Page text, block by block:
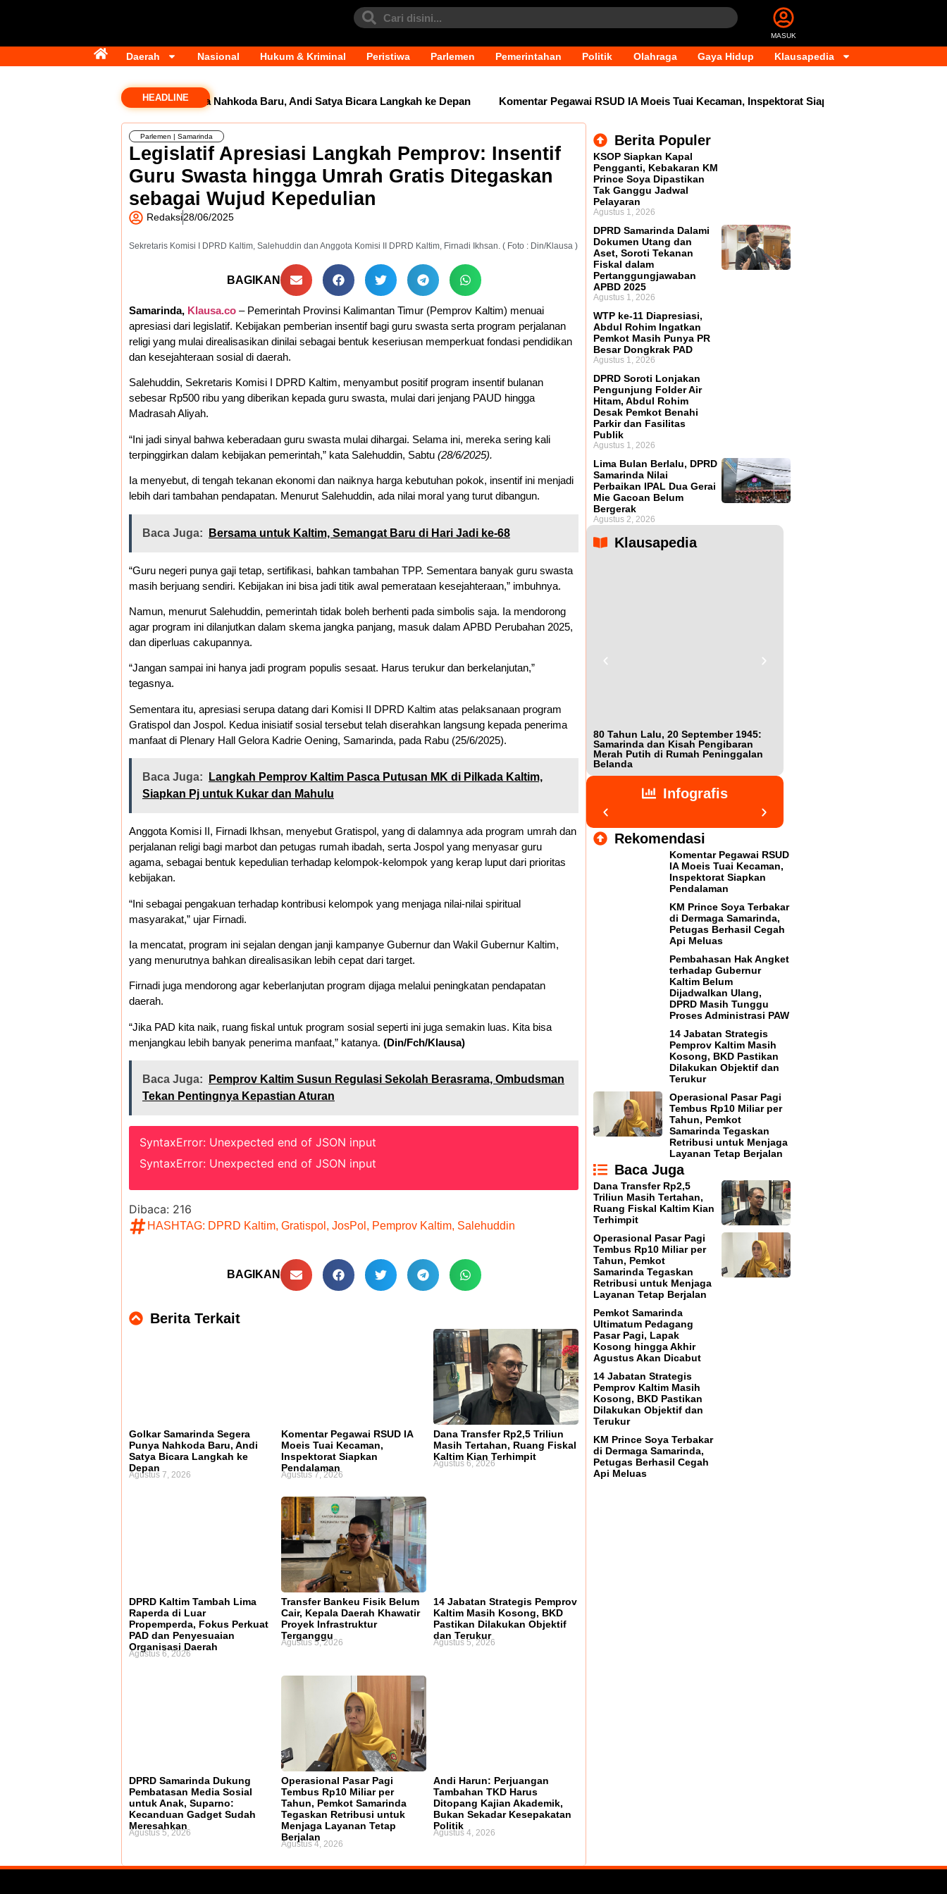
MASUK
Daerah Nasional Hukum & Kriminal Peristiwa Parlemen Pemerintahan Politik Olahraga Gaya Hidup Klausapedia
HEADLINE
Golkar Samarinda Segera Punya Nahkoda Baru, Andi Satya Bicara Langkah ke Depan Komentar Pegawai RSUD IA Moeis Tuai Kecaman, Inspektorat Siapkan Pendalaman
Parlemen | Samarinda
Legislatif Apresiasi Langkah Pemprov: Insentif
Guru Swasta hingga Umrah Gratis Ditegaskan
sebagai Wujud Kepedulian
Redaksi28/06/2025
Sekretaris Komisi I DPRD Kaltim, Salehuddin dan Anggota Komisi II DPRD Kaltim, Firnadi Ikhsan. ( Foto : Din/Klausa )
BAGIKAN
Samarinda, Klausa.co – Pemerintah Provinsi Kalimantan Timur (Pemprov Kaltim) menuai
apresiasi dari legislatif. Kebijakan pemberian insentif bagi guru swasta serta program perjalanan
religi yang mulai direalisasikan dinilai sebagai bentuk keseriusan memperkuat fondasi pendidikan
dan kesejahteraan sosial di daerah.
Salehuddin, Sekretaris Komisi I DPRD Kaltim, menyambut positif program insentif bulanan
sebesar Rp500 ribu yang diberikan kepada guru swasta, mulai dari jenjang PAUD hingga
Madrasah Aliyah.
“Ini jadi sinyal bahwa keberadaan guru swasta mulai dihargai. Selama ini, mereka sering kali
terpinggirkan dalam kebijakan pemerintah,” kata Salehuddin, Sabtu (28/6/2025).
Ia menyebut, di tengah tekanan ekonomi dan naiknya harga kebutuhan pokok, insentif ini menjadi
lebih dari tambahan pendapatan. Menurut Salehuddin, ada nilai moral yang turut dibangun.
Baca Juga: Bersama untuk Kaltim, Semangat Baru di Hari Jadi ke-68
“Guru negeri punya gaji tetap, sertifikasi, bahkan tambahan TPP. Sementara banyak guru swasta
masih berjuang sendiri. Kebijakan ini bisa jadi titik awal pemerataan kesejahteraan,” imbuhnya.
Namun, menurut Salehuddin, pemerintah tidak boleh berhenti pada simbolis saja. Ia mendorong
agar program ini dilanjutkan dalam skema jangka panjang, masuk dalam APBD Perubahan 2025,
dan diperluas cakupannya.
“Jangan sampai ini hanya jadi program populis sesaat. Harus terukur dan berkelanjutan,”
tegasnya.
Sementara itu, apresiasi serupa datang dari Komisi II DPRD Kaltim atas pelaksanaan program
Gratispol dan Jospol. Kedua inisiatif sosial tersebut telah diserahkan langsung kepada penerima
manfaat di Plenary Hall Gelora Kadrie Oening, Samarinda, pada Rabu (25/6/2025).
Baca Juga:
Langkah Pemprov Kaltim Pasca Putusan MK di Pilkada Kaltim,
Siapkan Pj untuk Kukar dan Mahulu
Anggota Komisi II, Firnadi Ikhsan, menyebut Gratispol, yang di dalamnya ada program umrah dan
perjalanan religi bagi marbot dan petugas rumah ibadah, serta Jospol yang menyasar guru
agama, sebagai bentuk kepedulian terhadap kelompok-kelompok yang kerap luput dari prioritas
kebijakan.
“Ini sebagai pengakuan terhadap kontribusi kelompok yang menjaga nilai-nilai spiritual
masyarakat,” ujar Firnadi.
Ia mencatat, program ini sejalan dengan janji kampanye Gubernur dan Wakil Gubernur Kaltim,
yang menurutnya bahkan direalisasikan lebih cepat dari target.
Firnadi juga mendorong agar keberlanjutan program dijaga melalui peningkatan pendapatan
daerah.
“Jika PAD kita naik, ruang fiskal untuk program sosial seperti ini juga semakin luas. Kita bisa
menjangkau lebih banyak penerima manfaat,” katanya. (Din/Fch/Klausa)
Baca Juga:
Pemprov Kaltim Susun Regulasi Sekolah Berasrama, Ombudsman
Tekan Pentingnya Kepastian Aturan
SyntaxError: Unexpected end of JSON input
SyntaxError: Unexpected end of JSON input
Dibaca: 216
HASHTAG: DPRD Kaltim, Gratispol , JosPol , Pemprov Kaltim, Salehuddin
BAGIKAN
Berita Terkait
Golkar Samarinda Segera
Punya Nahkoda Baru, Andi
Satya Bicara Langkah ke
Depan
Agustus 7, 2026
Komentar Pegawai RSUD IA
Moeis Tuai Kecaman,
Inspektorat Siapkan
Pendalaman
Agustus 7, 2026
Dana Transfer Rp2,5 Triliun
Masih Tertahan, Ruang Fiskal
Kaltim Kian Terhimpit
Agustus 6, 2026
DPRD Kaltim Tambah Lima
Raperda di Luar
Propemperda, Fokus Perkuat
PAD dan Penyesuaian
Organisasi Daerah
Agustus 6, 2026
Transfer Bankeu Fisik Belum
Cair, Kepala Daerah Khawatir
Proyek Infrastruktur
Terganggu
Agustus 5, 2026
14 Jabatan Strategis Pemprov
Kaltim Masih Kosong, BKD
Pastikan Dilakukan Objektif
dan Terukur
Agustus 5, 2026
DPRD Samarinda Dukung
Pembatasan Media Sosial
untuk Anak, Suparno:
Kecanduan Gadget Sudah
Meresahkan
Agustus 5, 2026
Operasional Pasar Pagi
Tembus Rp10 Miliar per
Tahun, Pemkot Samarinda
Tegaskan Retribusi untuk
Menjaga Layanan Tetap
Berjalan
Agustus 4, 2026
Andi Harun: Perjuangan
Tambahan TKD Harus
Ditopang Kajian Akademik,
Bukan Sekadar Kesepakatan
Politik
Agustus 4, 2026
Berita Populer
KSOP Siapkan Kapal
Pengganti, Kebakaran KM
Prince Soya Dipastikan
Tak Ganggu Jadwal
Pelayaran
Agustus 1, 2026
DPRD Samarinda Dalami
Dokumen Utang dan
Aset, Soroti Tekanan
Fiskal dalam
Pertanggungjawaban
APBD 2025
Agustus 1, 2026
WTP ke-11 Diapresiasi,
Abdul Rohim Ingatkan
Pemkot Masih Punya PR
Besar Dongkrak PAD
Agustus 1, 2026
DPRD Soroti Lonjakan
Pengunjung Folder Air
Hitam, Abdul Rohim
Desak Pemkot Benahi
Parkir dan Fasilitas
Publik
Agustus 1, 2026
Lima Bulan Berlalu, DPRD
Samarinda Nilai
Perbaikan IPAL Dua Gerai
Mie Gacoan Belum
Bergerak
Agustus 2, 2026
Klausapedia
80 Tahun Lalu, 20 September 1945:
Samarinda dan Kisah Pengibaran
Merah Putih di Rumah Peninggalan
Belanda
Infografis
Rekomendasi
Komentar Pegawai RSUD
IA Moeis Tuai Kecaman,
Inspektorat Siapkan
Pendalaman
KM Prince Soya Terbakar
di Dermaga Samarinda,
Petugas Berhasil Cegah
Api Meluas
Pembahasan Hak Angket
terhadap Gubernur
Kaltim Belum
Dijadwalkan Ulang,
DPRD Masih Tunggu
Proses Administrasi PAW
14 Jabatan Strategis
Pemprov Kaltim Masih
Kosong, BKD Pastikan
Dilakukan Objektif dan
Terukur
Operasional Pasar Pagi
Tembus Rp10 Miliar per
Tahun, Pemkot
Samarinda Tegaskan
Retribusi untuk Menjaga
Layanan Tetap Berjalan
Baca Juga
Dana Transfer Rp2,5
Triliun Masih Tertahan,
Ruang Fiskal Kaltim Kian
Terhimpit
Operasional Pasar Pagi
Tembus Rp10 Miliar per
Tahun, Pemkot
Samarinda Tegaskan
Retribusi untuk Menjaga
Layanan Tetap Berjalan
Pemkot Samarinda
Ultimatum Pedagang
Pasar Pagi, Lapak
Kosong hingga Akhir
Agustus Akan Dicabut
14 Jabatan Strategis
Pemprov Kaltim Masih
Kosong, BKD Pastikan
Dilakukan Objektif dan
Terukur
KM Prince Soya Terbakar
di Dermaga Samarinda,
Petugas Berhasil Cegah
Api Meluas